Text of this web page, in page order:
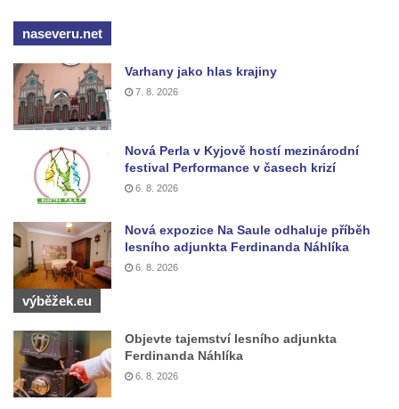
zahradě v Praze
Pítko v parku v ulici Lázeňská v Hejnicích
Kašna na kolonádě v Lázních Libverda
Kašna před sochou Albrechta z Valdštejna v
Kašna v zámecké zahradě v Liběchově
Malá kašna vlevo v terasní zdi pod
schodištěm v zahradě zámku v Ploskovicích
Malá kašna vpravo v terasní zdi pod
schodištěm v zahradě zámku v Ploskovicích
Kašna v dolní (hlavní) zahradě zámku v
Kašna v horní (severní) zahradě zámku v
Ploskovicích
Kašna s pítkem na Tržním náměstí v Liberci
naseveru.net
Varhany jako hlas krajiny
7. 8. 2026
Nová Perla v Kyjově hostí mezinárodní
festival Performance v časech krizí
6. 8. 2026
Nová expozice Na Saule odhaluje příběh
lesního adjunkta Ferdinanda Náhlíka
6. 8. 2026
výběžek.eu
Objevte tajemství lesního adjunkta
Ferdinanda Náhlíka
6. 8. 2026